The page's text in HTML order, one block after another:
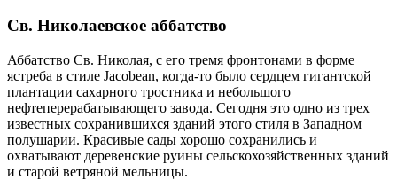
Св. Николаевское аббатство
Аббатство Св. Николая, с его тремя фронтонами в форме
ястреба в стиле Jacobean, когда-то было сердцем гигантской
плантации сахарного тростника и небольшого
нефтеперерабатывающего завода. Сегодня это одно из трех
известных сохранившихся зданий этого стиля в Западном
полушарии. Красивые сады хорошо сохранились и
охватывают деревенские руины сельскохозяйственных зданий
и старой ветряной мельницы.